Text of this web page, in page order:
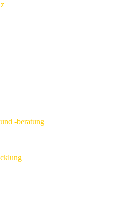
-beratung